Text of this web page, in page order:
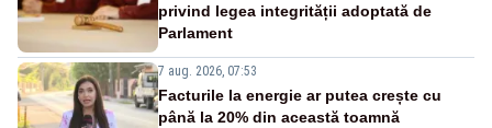
privind legea integrității adoptată de
Parlament
7 aug. 2026, 07:53
Facturile la energie ar putea crește cu
până la 20% din această toamnă